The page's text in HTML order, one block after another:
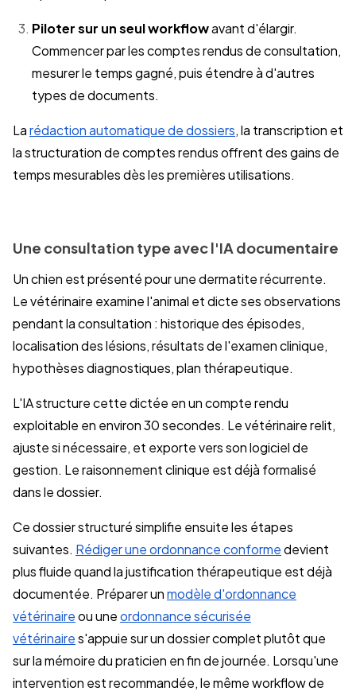
Piloter sur un seul workflowavant d'élargir.
Commencer par les comptes rendus de consultation,
mesurer le temps gagné, puis étendre à d'autres
types de documents.
Larédaction automatique de dossiers, la transcription et
la structuration de comptes rendus offrent des gains de
temps mesurables dès les premières utilisations.
Une consultation type avec l'IA documentaire
Un chien est présenté pour une dermatite récurrente.
Le vétérinaire examine l'animal et dicte ses observations
pendant la consultation : historique des épisodes,
localisation des lésions, résultats de l'examen clinique,
hypothèses diagnostiques, plan thérapeutique.
L'IA structure cette dictée en un compte rendu
exploitable en environ 30 secondes. Le vétérinaire relit,
ajuste si nécessaire, et exporte vers son logiciel de
gestion. Le raisonnement clinique est déjà formalisé
dans le dossier.
Ce dossier structuré simplifie ensuite les étapes
suivantes. Rédiger une ordonnance conformedevient
plus fluide quand la justification thérapeutique est déjà
documentée. Préparer unmodèle d'ordonnance
vétérinaireou uneordonnance sécurisée
vétérinaires'appuie sur un dossier complet plutôt que
sur la mémoire du praticien en fin de journée. Lorsqu'une
intervention est recommandée, le même workflow de